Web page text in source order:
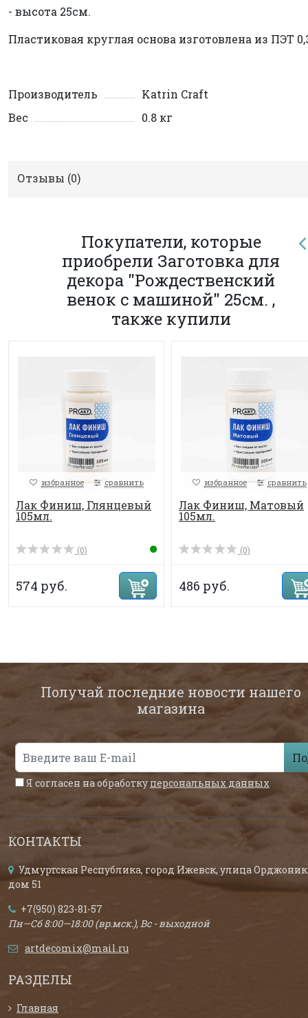
- высота 25см.
Пластиковая круглая основа изготовлена из ПЭТ
Производитель
Katrin Craft
Вес
0.8 кг
Отзывы (0)
Покупатели, которые
приобрели Заготовка для
декора "Рождественский
венок с машиной" 25см. ,
также купили
избранное сравнить
Лак Финиш, Глянцевый
105мл.
(0)
574 руб.
избранное сравнить
Лак Финиш, Матовый
105мл.
(0)
486 руб.
Получай последние новости нашего
магазина
Я согласен на обработку персональных данных
КОНТАКТЫ
Удмуртская Республика, город Ижевск, улица
дом 51
+7(950) 823-81-57
Пн—Сб 8:00—18:00 (вр.мск.), Вс - выходной
artdecomix@mail.ru
РАЗДЕЛЫ
Главная